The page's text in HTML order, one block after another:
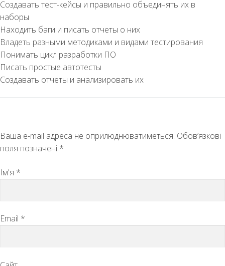
Создавать тест-кейсы и правильно объединять их в
наборы
Находить баги и писать отчеты о них
Владеть разными методиками и видами тестирования
Понимать цикл разработки ПО
Писать простые автотесты
Создавать отчеты и анализировать их
Ваша e-mail адреса не оприлюднюватиметься. Обов’язкові
поля позначені *
Ім'я *
Email *